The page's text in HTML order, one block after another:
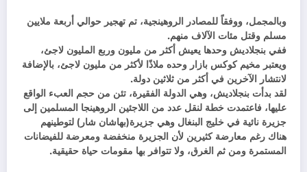
وبالمجمل، ووفقاً للمصادر الروهينجية، تم تهجير حوالي أربعة ملايين
مسلم وقتل مئات الآلاف منهم.
ففي بنجلاديش وحدها يعيش أكثر من مليون وربع المليون لاجئ،
ويعتبر مخيم كوكس بازار وحده ملاذًا لأكثر من مليون لاجئ، بالإضافة
لانتشار الآخرين في أكثر من ثلاثين دولة.
لقد بدأت بنجلاديش، وهي الدولة الفقيرة، تئن من حجم العبء الواقع
عليها، فاعتمدت خطة لنقل عدد من اللاجئين الروهينجا المسلمين إلى
جزيرة نائية في خليج البنغال وهي جزيرة(بهاشان شار) لتوطينهم
هناك رغم معارضة كثيرين لأن الجزيرة منخفضة ومعرضة للفيضانات
المستمرة ومن ثم الغرق، ولا تتوافر بها مقومات حياة حقيقية.